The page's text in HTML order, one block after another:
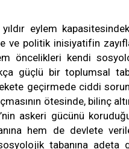
eylem
politik inisiyatifin
öncelikleri kendi
güçlü bir toplumsal
geçirmede ciddi
ötesinde, bilinç
askeri gücünü
hem de devlete
tabanına adeta